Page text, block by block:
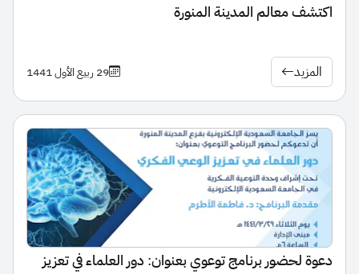
اكتشف معالم المدينة المنورة
المزيد 29 ربيع الأول 1441
دعوة لحضور برنامج توعوي بعنوان: دور العلماء في تعزيز